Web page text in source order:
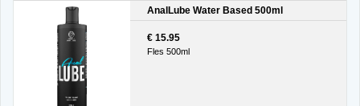
AnalLube Water Based 500ml
€ 15.95
Fles 500ml